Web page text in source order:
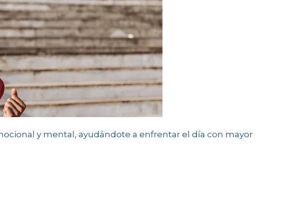
y mental, ayudándote a enfrentar el día con mayor